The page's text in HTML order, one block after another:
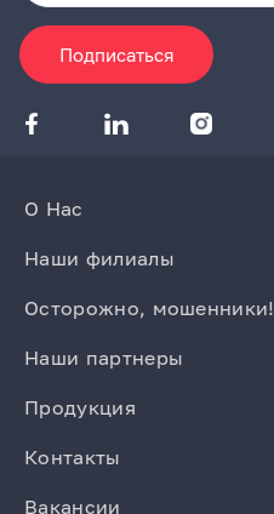
Подписаться
О Нас
Наши филиалы
Осторожно, мошенники!
Наши партнеры
Продукция
Контакты
Вакансии